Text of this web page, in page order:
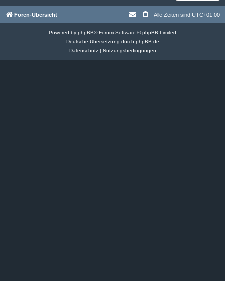
Foren-Übersicht Alle Zeiten sind UTC+01:00
Powered by phpBB® Forum Software © phpBB Limited
Deutsche Übersetzung durch phpBB.de
Datenschutz| Nutzungsbedingungen